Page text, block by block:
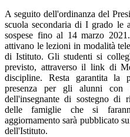
A seguito dell'ordinanza del
scuola secondaria di I grado le
sospese fino al 14 marzo
attivano le lezioni in modalità
di Istituto. Gli studenti si
previsto, attraverso il link di
discipline. Resta garantita la
presenza per gli alunni con
dell'insegnante di sostegno di
delle famiglie che si
aggiornamento sarà pubblicato
dell'Istituto.